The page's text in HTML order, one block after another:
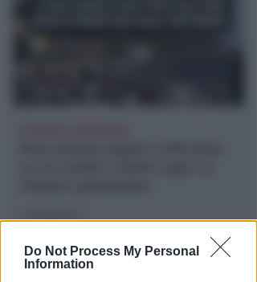
Do Not Process My Personal
Information